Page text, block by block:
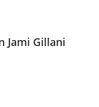
Jami Gillani